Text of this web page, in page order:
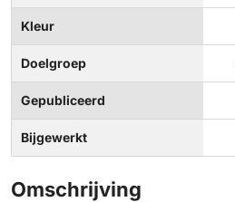
Kleur
Doelgroep
Gepubliceerd
Bijgewerkt
Omschrijving